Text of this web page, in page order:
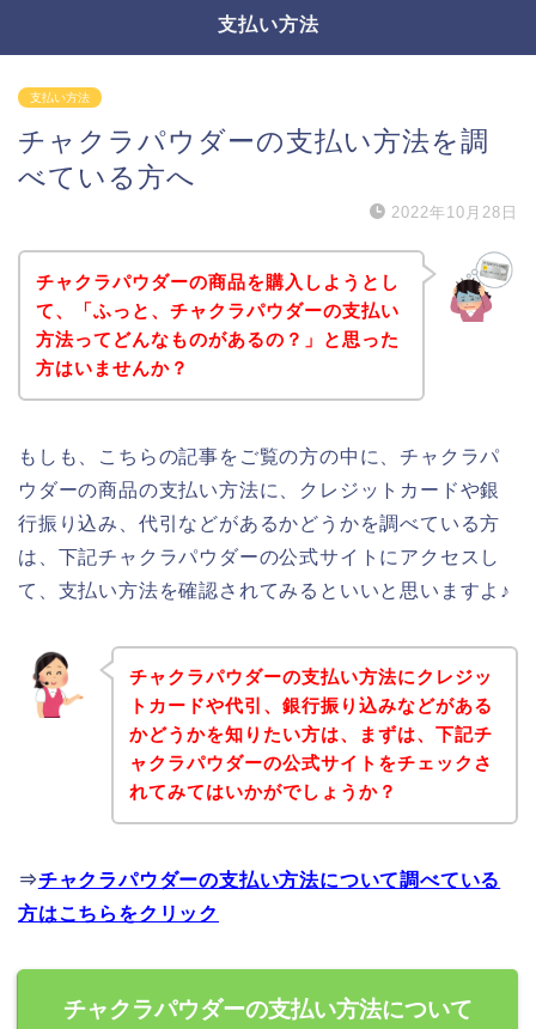
支払い方法
支払い方法
チャクラパウダーの支払い方法を調
べている方へ
2022年10月28日
チャクラパウダーの商品を購入しようとし
て、「ふっと、チャクラパウダーの支払い
方法ってどんなものがあるの？」と思った
方はいませんか？
もしも、こちらの記事をご覧の方の中に、チャクラパ
ウダーの商品の支払い方法に、クレジットカードや銀
行振り込み、代引などがあるかどうかを調べている方
は、下記チャクラパウダーの公式サイトにアクセスし
て、支払い方法を確認されてみるといいと思いますよ♪
チャクラパウダーの支払い方法にクレジッ
トカードや代引、銀行振り込みなどがある
かどうかを知りたい方は、まずは、下記チ
ャクラパウダーの公式サイトをチェックさ
れてみてはいかがでしょうか？
⇒チャクラパウダーの支払い方法について調べている
方はこちらをクリック
チャクラパウダーの支払い方法について